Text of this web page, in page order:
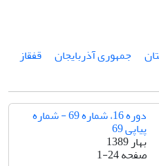
جمهوری آذربایجان
قفقاز
دوره 16، شماره 69 - شماره
پیاپی 69
بهار 1389
صفحه1-24